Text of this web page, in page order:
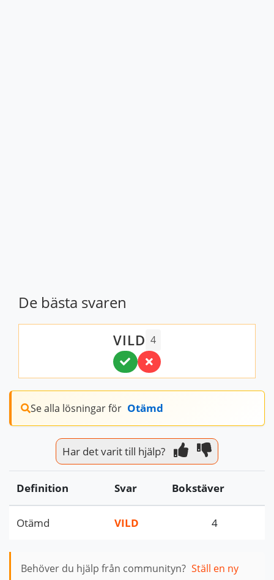
De bästa svaren
VILD 4
Se alla lösningar för Otämd
Har det varit till hjälp?
Definition Svar Bokstäver
Otämd VILD 4
Behöver du hjälp från communityn? Ställ en ny